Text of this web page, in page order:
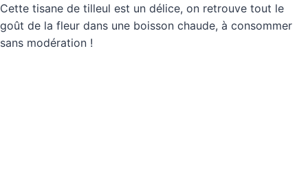
Cette tisane de tilleul est un délice, on retrouve tout le
goût de la fleur dans une boisson chaude, à consommer
sans modération !